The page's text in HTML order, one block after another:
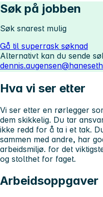
Søk på jobben
Søk snarest mulig
Gå til superrask søknad
Alternativt kan du sende
Hva vi ser etter
Vi ser etter en rørlegger
dem skikkelig. Du tar
ikke redd for å ta i et tak.
sammen med andre, har
arbeidsmiljø. for det
og stolthet for faget.
Arbeidsoppgaver